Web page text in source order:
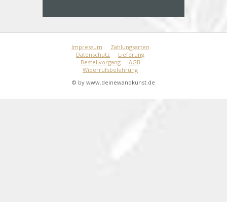
Impressum
Zahlungsarten
Datenschutz
Lieferung
Bestellvorgang
AGB
Widerrufsbelehrung
© by www.deinewandkunst.de